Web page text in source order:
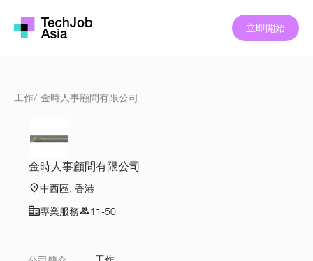
立即開始
工作/ 金時人事顧問有限公司
金時人事顧問有限公司
中西區, 香港
專業服務
11-50